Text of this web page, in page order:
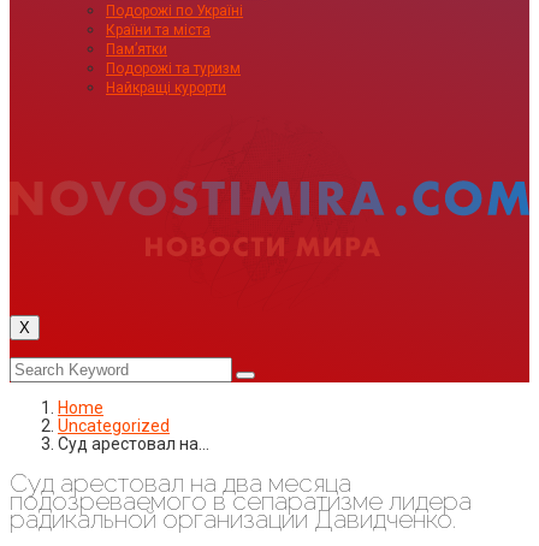
Подорожі по Україні
Країни та міста
Пам’ятки
Подорожі та туризм
Найкращі курорти
X
Home
Uncategorized
Суд арестовал на…
Суд арестовал на два месяца
подозреваемого в сепаратизме лидера
радикальной организации Давидченко.